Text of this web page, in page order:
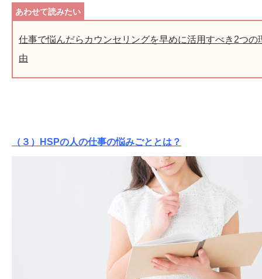
仕事で悩んだらカウンセリングを早めに活用すべき2つの
由
（３）HSPの人の仕事の悩みごととは？